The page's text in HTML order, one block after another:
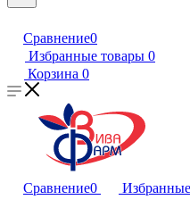
Сравнение0
Избранные товары 0
Корзина 0
Сравнение0